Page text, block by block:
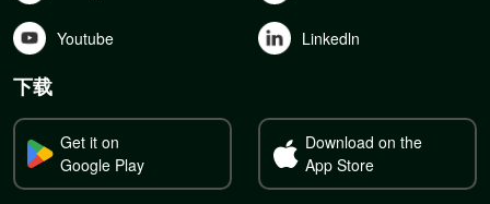
Youtube Linkedln
下载
Get it on
Google Play
Download on the
App Store